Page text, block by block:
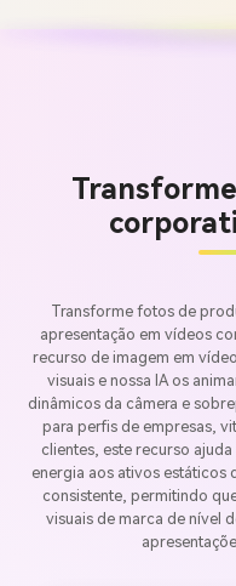
Transforme fotos de
apresentação em vídeos
recurso de imagem em
visuais e nossa IA os
dinâmicos da câmera e
para perfis de empresas,
clientes, este recurso
energia aos ativos estáticos
consistente, permitindo
visuais de marca de nível